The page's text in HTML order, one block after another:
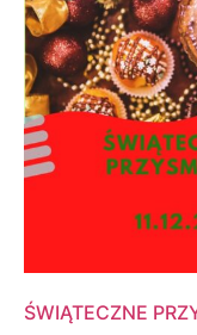
ŚWIĄTECZNE